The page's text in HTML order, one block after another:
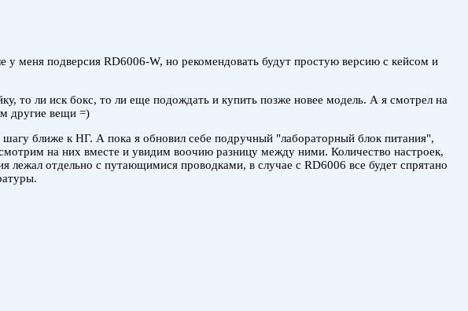
меня подверсия RD6006-W, но рекомендовать будут простую версию с кейсом и
то ли иск бокс, то ли еще подождать и купить позже новее модель. А я смотрел на
другие вещи =)
ближе к НГ. А пока я обновил себе подручный "лабораторный блок питания",
на них вместе и увидим воочию разницу между ними. Количество настроек,
лежал отдельно с путающимися проводками, в случае с RD6006 все будет спрятано